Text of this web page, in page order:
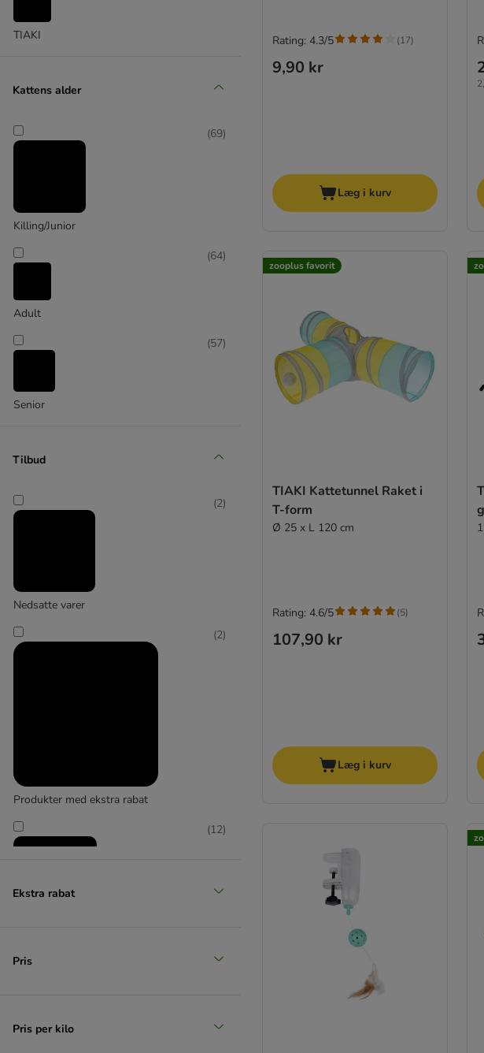
TIAKI
Kattens alder
Killing/Junior
(69)
Adult
(64)
Senior
(57)
Tilbud
Nedsatte varer
(2)
Produkter med ekstra rabat
(2)
(12)
Ekstra rabat
Pris
Pris per kilo
9,90 kr
Rating: 4.3/5 (17)
Læg i kurv
zooplus favorit
TIAKI Kattetunnel Raket i
T-form
Ø 25 x L 120 cm
107,90 kr
Rating: 4.6/5 (5)
Læg i kurv